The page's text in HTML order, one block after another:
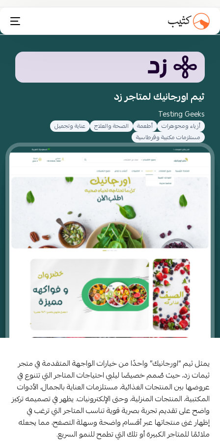
ثيم اورجانيك لمتاجر زد
Testing Geeks
أزياء ومجوهرات أطعمة الصحة والعلاج
عناية وتجميل
مستلزمات مكتبية وقرطاسية
يمثل ثيم “اورجانيك” واحدًا من خيارات الواجهة المتقدمة في متجر
ثيمات زد، حيث صُمم خصيصًا ليلبي احتياجات المتاجر التي تتنوع في
عروضها بين المنتجات الغذائية، مستلزمات العناية بالجمال، الأدوات
المكتبية، المنتجات المنزلية، وحتى الإلكترونيات. يظهر في تصميمه تركيز
واضح على تقديم تجربة بصرية قوية تناسب المتاجر التي ترغب في
إظهار غنى منتجاتها عبر أقسام واضحة وسهلة التصفح، مما يجعله
ملائمًا للمتاجر الكبيرة أو تلك التي تطمح للنمو السريع.